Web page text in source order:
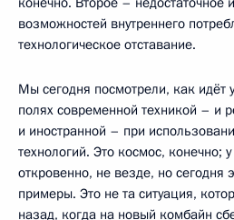
возможностей внутреннего
технологическое отставание.
Мы сегодня посмотрели, как идёт
полях современной техникой – и
и иностранной – при
технологий. Это космос, конечно;
откровенно, не везде, но сегодня
примеры. Это не та ситуация,
назад, когда на новый комбайн